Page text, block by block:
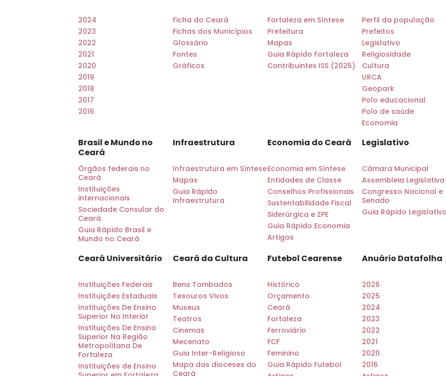
2024
2023
2022
2021
2020
2019
2018
2017
2016
Ficha do Ceará
Fichas dos Municípios
Glossário
Fontes
Gráficos
Fortaleza em Síntese
Prefeitura
Mapas
Guia Rápido Fortaleza
Contribuintes ISS (2025)
Perfil da população
Prefeitos
Legislativo
Religiosidade
Cultura
URCA
Geopark
Polo educacional
Polo de saúde
Economia
Brasil e Mundo no
Ceará
Órgãos federais no
Ceará
Instituições
internacionais
Sociedade Consular do
Ceará
Guia Rápido Brasil e
Mundo no Ceará
Infraestrutura
Infraestrutura em Síntese
Mapas
Guia Rápido
Infraestrutura
Economia do Ceará
Economia em Síntese
Entidades de Classe
Conselhos Profissionais
Sustentabilidade Fiscal
Siderúrgica e ZPE
Guia Rápido Economia
Artigos
Legislativo
Câmara Municipal
Assembleia Legislativa
Congresso Nacional e
Senado
Guia Rápido Legislativo
Ceará Universitário
Instituições Federais
Instituições Estaduais
Instituições De Ensino
Superior No Interior
Instituições De Ensino
Superior Na Região
Metropolitana De
Fortaleza
Instituições de Ensino
Ceará da Cultura
Bens Tombados
Tesouros Vivos
Museus
Teatros
Cinemas
Mecenato
Guia Inter-Religioso
Mapa das dioceses do
Ceará
Futebol Cearense
Histórico
Orçamento
Ceará
Fortaleza
Ferroviário
FCF
Feminino
Guia Rápido Futebol
Anuário Datafolha
2026
2025
2024
2023
2022
2021
2020
2016